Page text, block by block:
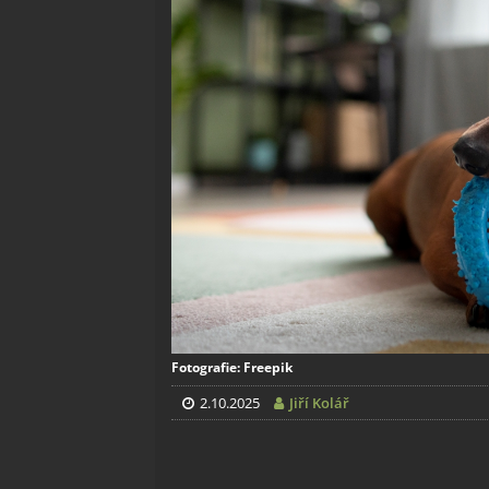
Fotografie: Freepik
2.10.2025 Jiří Kolář